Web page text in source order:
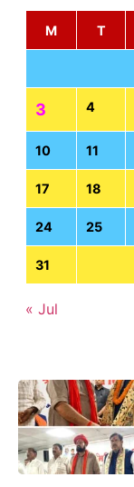
M
T
3 4
10 11
17 18
24 25
31
« Jul